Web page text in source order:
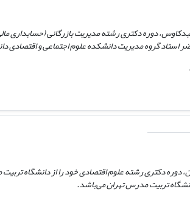
متولد 1345 از شهر گنبدکاوس، دوره دکتری رشته مدیریت بازرگانی
تربیت مدرس تهران می‌باشد.